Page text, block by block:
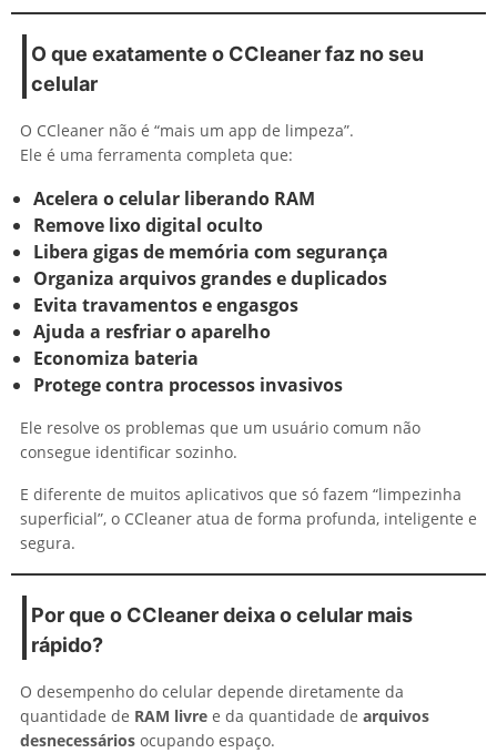
O que exatamente o CCleaner faz no seu
celular
O CCleaner não é “mais um app de limpeza”.
Ele é uma ferramenta completa que:
Acelera o celular liberando RAM
Remove lixo digital oculto
Libera gigas de memória com segurança
Organiza arquivos grandes e duplicados
Evita travamentos e engasgos
Ajuda a resfriar o aparelho
Economiza bateria
Protege contra processos invasivos
Ele resolve os problemas que um usuário comum não
consegue identificar sozinho.
E diferente de muitos aplicativos que só fazem “limpezinha
superficial”, o CCleaner atua de forma profunda, inteligente e
segura.
Por que o CCleaner deixa o celular mais
rápido?
O desempenho do celular depende diretamente da
quantidade de RAM livre e da quantidade de arquivos
desnecessários ocupando espaço.